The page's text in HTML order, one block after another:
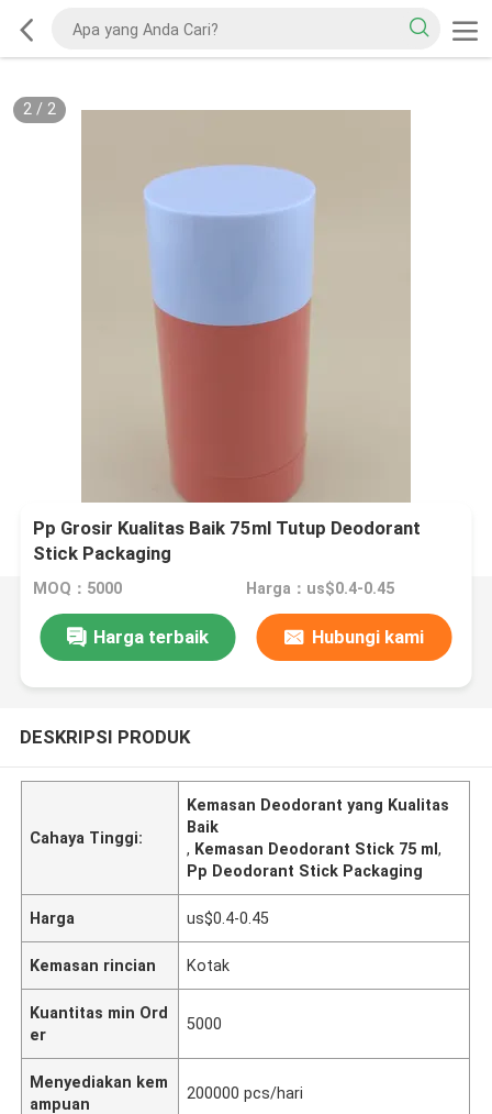
2/ 2
Pp Grosir Kualitas Baik 75ml Tutup Deodorant
Stick Packaging
MOQ：5000 Harga：us$0.4-0.45
Harga terbaik Hubungi kami
DESKRIPSI PRODUK
Cahaya Tinggi:
Kemasan Deodorant yang Kualitas
Baik
, Kemasan Deodorant Stick 75 ml,
Pp Deodorant Stick Packaging
Harga us$0.4-0.45
Kemasan rincian Kotak
Kuantitas min Ord
er
5000
Menyediakan kem
ampuan
200000 pcs/hari